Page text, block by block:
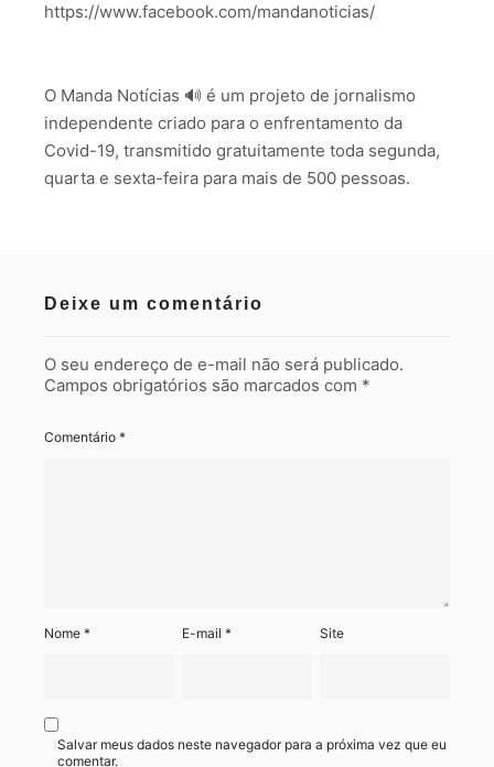
https://www.facebook.com/mandanoticias/
O Manda Notícias 🔊 é um projeto de jornalismo
independente criado para o enfrentamento da
Covid-19, transmitido gratuitamente toda segunda,
quarta e sexta-feira para mais de 500 pessoas.
Deixe um comentário
O seu endereço de e-mail não será publicado.
Campos obrigatórios são marcados com *
Comentário *
Nome * E-mail* Site
Salvar meus dados neste navegador para a próxima vez que eu
comentar.